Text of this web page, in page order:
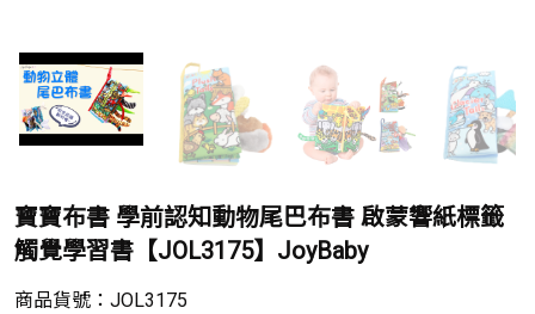
寶寶布書 學前認知動物尾巴布書 啟蒙響紙標籤
觸覺學習書【JOL3175】JoyBaby
商品貨號：JOL3175